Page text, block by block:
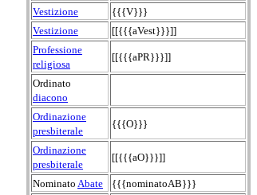
Vestizione
{{{V}}}
Vestizione
[[{{{aVest}}}]]
Professione
religiosa
[[{{{aPR}}}]]
Ordinato
diacono
Ordinazione
presbiterale
{{{O}}}
Ordinazione
presbiterale
[[{{{aO}}}]]
Nominato Abate
{{{nominatoAB}}}